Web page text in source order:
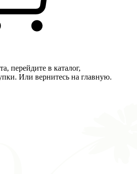
перейдите в каталог,
Или вернитесь на главную.